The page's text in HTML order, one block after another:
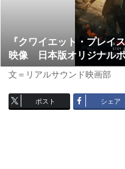
『クワイエット・プレイ
映像 日本版オリジナル
文＝リアルサウンド映画部
ポスト シェア